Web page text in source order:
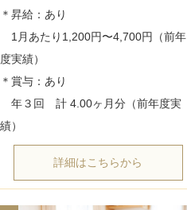
＊昇給：あり
1月あたり1,200円〜4,700円（前年
度実績）
＊賞与：あり
年３回　計 4.00ヶ月分（前年度実
詳細はこちらから